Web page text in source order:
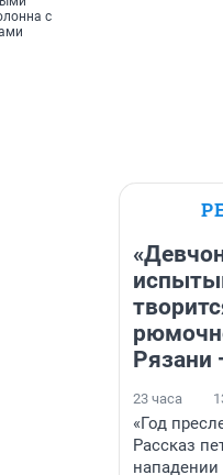
с
Рязани
23 часа
«Год
Рассказ
нападении